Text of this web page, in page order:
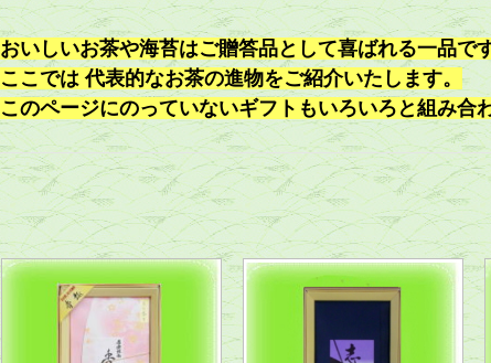
おいしいお茶や海苔はご贈答品として喜ばれる一品で
ここでは 代表的なお茶の進物をご紹介いたします。
このページにのっていないギフトもいろいろと組み合